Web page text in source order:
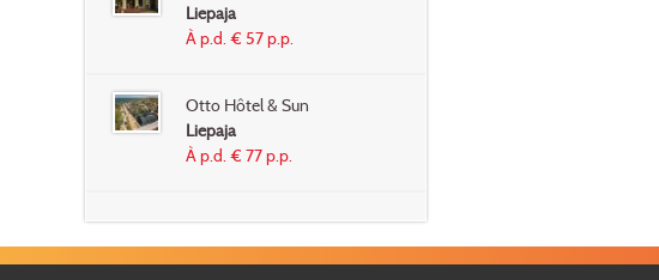
Liepaja
À p.d. € 57 p.p.
Otto Hôtel & Sun
Liepaja
À p.d. € 77 p.p.